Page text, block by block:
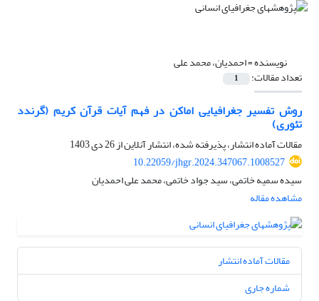
نویسنده =احمدیان، محمد علی
تعداد مقالات: 1
روش تفسیر جغرافیایی اماکن در فهم آیات قرآن کریم (گرندد
تئوری)
مقالات آماده انتشار، پذیرفته شده، انتشار آنلاین از26 دی 1403
10.22059/jhgr.2024.347067.1008527
سیده سمیه خاتمی، سید جواد خاتمی، محمد علی احمدیان
مشاهده مقاله
مقالات آماده انتشار
شماره جاری